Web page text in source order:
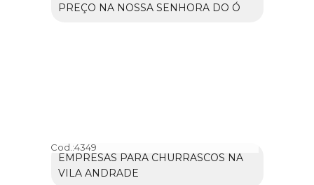
PREÇO NA NOSSA SENHORA DO Ó
Cod.:4349
EMPRESAS PARA CHURRASCOS NA
VILA ANDRADE